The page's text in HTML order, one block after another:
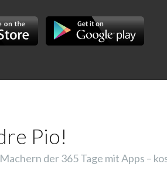
Pio!
der 365 Tage mit Apps –